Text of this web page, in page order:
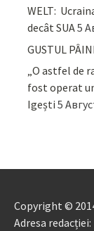
WELT:
decât SUA5
GUSTUL
„O astfel de
fost operat
Igești 5
Copyright ©
Adresa redacției: